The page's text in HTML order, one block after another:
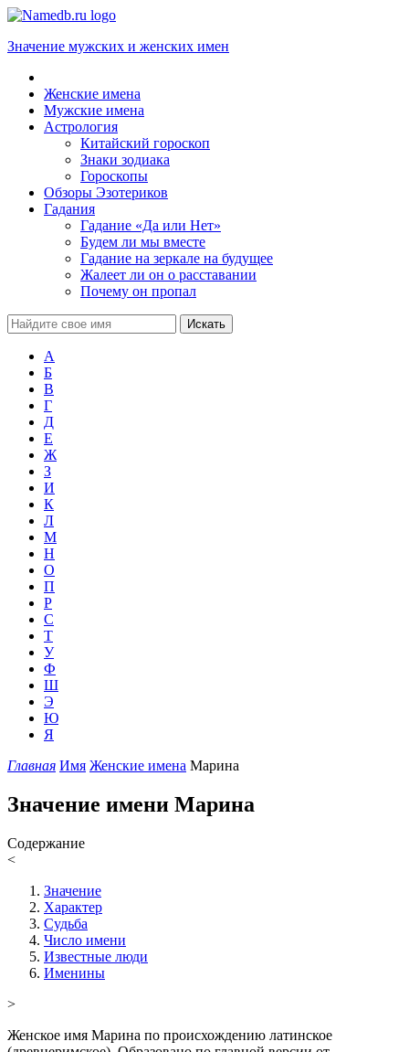
Значение мужских и женских имен
Женские имена
Мужские имена
Астрология
Китайский гороскоп
Знаки зодиака
Гороскопы
Обзоры Эзотериков
Гадания
Гадание «Да или Нет»
Будем ли мы вместе
Гадание на зеркале на будущее
Жалеет ли он о расставании
Почему он пропал
А
Б
В
Г
Д
Е
Ж
З
И
К
Л
М
Н
О
П
Р
С
Т
У
Ф
Ш
Э
Ю
Я
Главная Имя Женские имена Марина
Значение имени Марина
Содержание
<
Значение
Характер
Судьба
Число имени
Известные люди
Именины
>
Женское имя Марина по происхождению латинское